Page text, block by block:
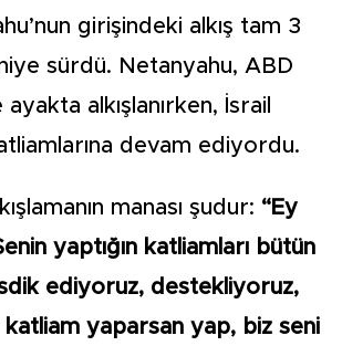
girişindeki alkış tam 3
sürdü. Netanyahu, ABD
alkışlanırken, İsrail
devam ediyordu.
manası şudur: “Ey
yaptığın katliamları bütün
ediyoruz, destekliyoruz,
yaparsan yap, biz seni